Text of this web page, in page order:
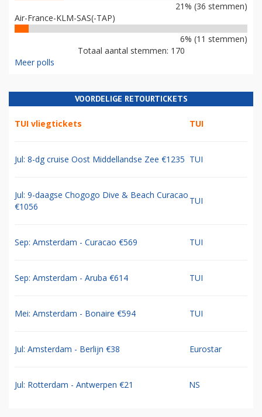
21% (36 stemmen)
Air-France-KLM-SAS(-TAP)
6% (11 stemmen)
Totaal aantal stemmen: 170
Meer polls
VOORDELIGE RETOURTICKETS
TUI vliegtickets TUI
Jul: 8-dg cruise Oost Middellandse Zee €1235 TUI
Jul: 9-daagse Chogogo Dive & Beach Curacao
€1056
TUI
Sep: Amsterdam - Curacao €569 TUI
Sep: Amsterdam - Aruba €614 TUI
Mei: Amsterdam - Bonaire €594 TUI
Jul: Amsterdam - Berlijn €38 Eurostar
Jul: Rotterdam - Antwerpen €21 NS